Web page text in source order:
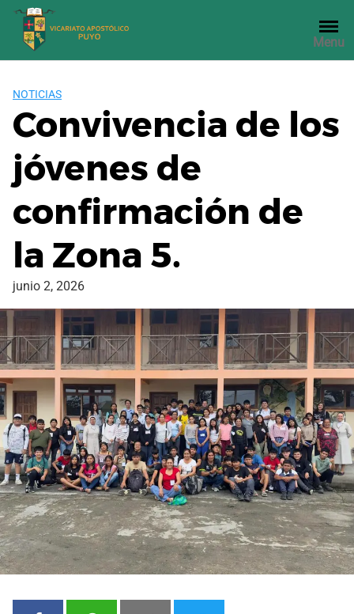
Saltar
contenido
Menu
NOTICIAS
Convivencia de los
jóvenes de
confirmación de
la Zona 5.
junio 2, 2026